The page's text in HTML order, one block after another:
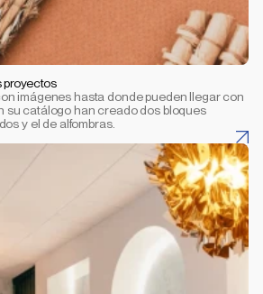
proyectos
su catálogo han creado dos bloques
y el de alfombras.